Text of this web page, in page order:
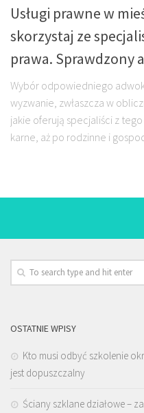
Usługi prawne w
skorzystaj ze
prawa. Sprawdzony
Wybór odpowiedniego
wyzwanie, zwłaszcza w
jakie oferują specjaliści z
karne, aż po rodzinne i
OSTATNIE WPISY
Kto musi odbyć szkolenie
jest dopuszczalny
Ściany szklane działowe –